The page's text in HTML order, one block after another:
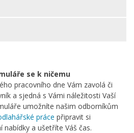
se k ničemu
pracovního dne Vám zavolá či
a sjedná s Vámi náležitosti Vaší
umožníte našim odborníkům
práce připravit si
nabídky a ušetříte Váš čas.